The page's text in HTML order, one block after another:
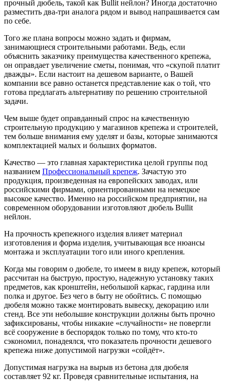
прочный дюбель, такой как Bullit нейлон? Иногда достаточно
разместить два-три аналога рядом и вывод напрашивается сам
по себе.
Того же плана вопросы можно задать и фирмам,
занимающиеся строительными работами. Ведь, если
объяснить заказчику преимущества качественного крепежа,
он оправдает увеличение сметы, понимая, что «скупой платит
дважды». Если настоит на дешевом варианте, о Вашей
компании все равно останется представление как о той, что
готова предлагать альтернативу по решению строительной
задачи.
Чем выше будет оправданный спрос на качественную
строительную продукцию у магазинов крепежа и строителей,
тем больше внимания ему уделят и базы, которые занимаются
комплектацией малых и больших форматов.
Качество — это главная характеристика целой группы под
названием Профессиональный крепеж. Зачастую это
продукция, произведенная на европейских заводах, или
российскими фирмами, ориентированными на немецкое
высокое качество. Именно на российском предприятии, на
современном оборудовании изготовляют дюбель Bullit
нейлон.
На прочность крепежного изделия влияет материал
изготовления и форма изделия, учитывающая все нюансы
монтажа и эксплуатации того или иного крепления.
Когда мы говорим о дюбеле, то имеем в виду крепеж, который
рассчитан на быструю, простую, надежную установку таких
предметов, как кронштейн, небольшой каркас, гардина или
полка и другое. Без чего в быту не обойтись. С помощью
дюбеля можно также монтировать вывеску, декорацию или
стенд. Все эти небольшие конструкции должны быть прочно
зафиксированы, чтобы никакие «случайности» не повергли
всё сооружение в беспорядок только по тому, что кто-то
сэкономил, понадеялся, что показатель прочности дешевого
крепежа ниже допустимой нагрузки «сойдёт».
Допустимая нагрузка на вырыв из бетона для дюбеля
составляет 92 кг. Проведя сравнительные испытания, на